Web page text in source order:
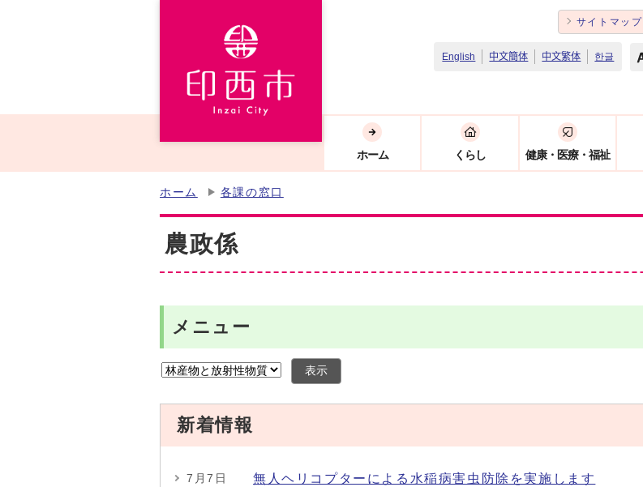
サイトマップ
English 中文簡体 中文繁体 한글
ホーム くらし 健康・医療・福祉
ホーム 各課の窓口
農政係
メニュー
表示
新着情報
7月7日 無人ヘリコプターによる水稲病害虫防除を実施します